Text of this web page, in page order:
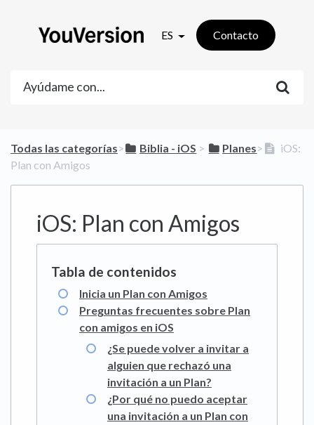
ES Contacto
Todas las categorías​>​ ​Biblia - iOS ​ > ​ ​Planes​>​
iOS:
Plan con Amigos
iOS: Plan con Amigos
Inicia un Plan con Amigos
Preguntas frecuentes sobre Plan
con amigos en iOS
¿Se puede volver a invitar a
alguien que rechazó una
invitación a un Plan?
¿Por qué no puedo aceptar
una invitación a un Plan con